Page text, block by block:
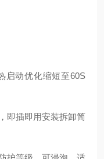
启动优化缩短至60S
即插即用安装拆卸简